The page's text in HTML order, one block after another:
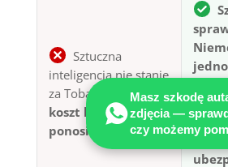
Sztuczna
inteligencja nie stanie
za Tobą w sądzie —
koszt błędu
ponosisz Ty
Masz szkodę
zdjęcia —
czy możemy